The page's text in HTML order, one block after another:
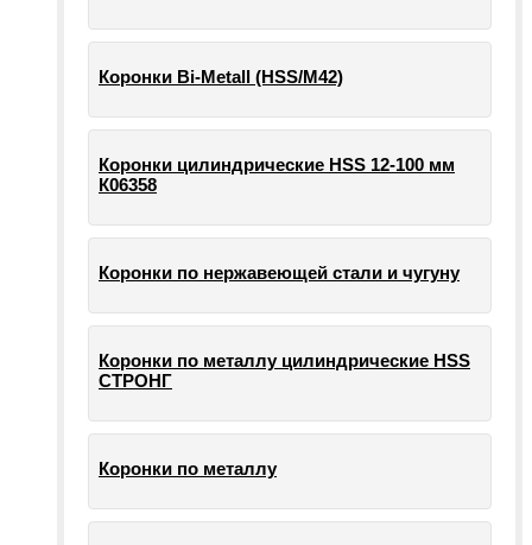
Коронки Bi-Metall (HSS/М42)
Коронки цилиндрические HSS 12-100 мм
К06358
Коронки по нержавеющей стали и чугуну
Коронки по металлу цилиндрические HSS
СТРОНГ
Коронки по металлу